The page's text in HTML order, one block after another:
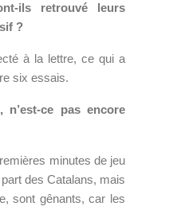
ils retrouvé leurs
?
à la lettre, ce qui a
six essais.
n’est-ce pas encore
minutes de jeu
des Catalans, mais
sont gênants, car les